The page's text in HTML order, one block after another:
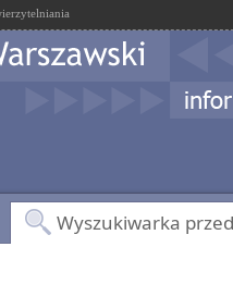
Wyszukiwarka